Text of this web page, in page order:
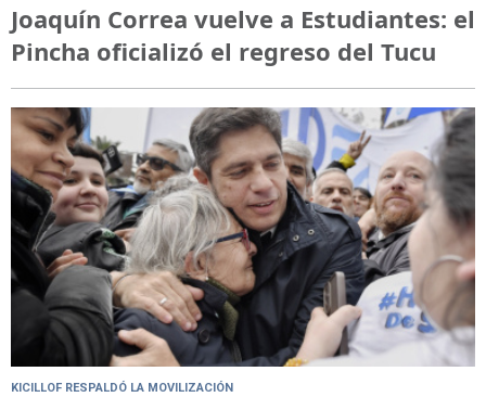
Joaquín Correa vuelve a Estudiantes: el
Pincha oficializó el regreso del Tucu
KICILLOF RESPALDÓ LA MOVILIZACIÓN